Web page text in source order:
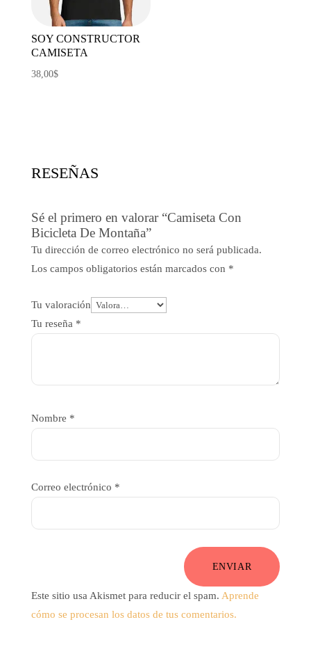
SOY CONSTRUCTOR
CAMISETA
38,00$
RESEÑAS
Sé el primero en valorar “Camiseta Con
Bicicleta De Montaña”
Tu dirección de correo electrónico no será publicada.
Los campos obligatorios están marcados con *
Tu valoración
Tu reseña *
Nombre *
Correo electrónico *
ENVIAR
Este sitio usa Akismet para reducir el spam. Aprende
cómo se procesan los datos de tus comentarios.